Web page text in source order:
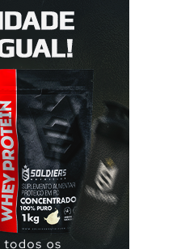
para menstruar. A mulher
que tomar seguida, deve
A yasmin® e elani
as pílulas têm a
apesar da yasmin ® ter
por carte...